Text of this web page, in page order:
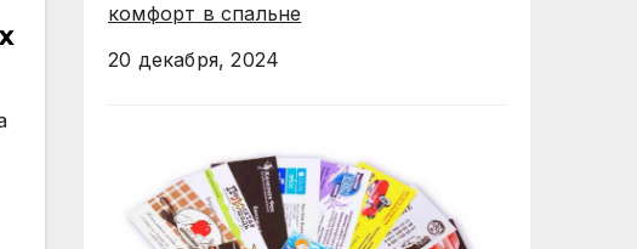
комфорт в спальне
20 декабря, 2024